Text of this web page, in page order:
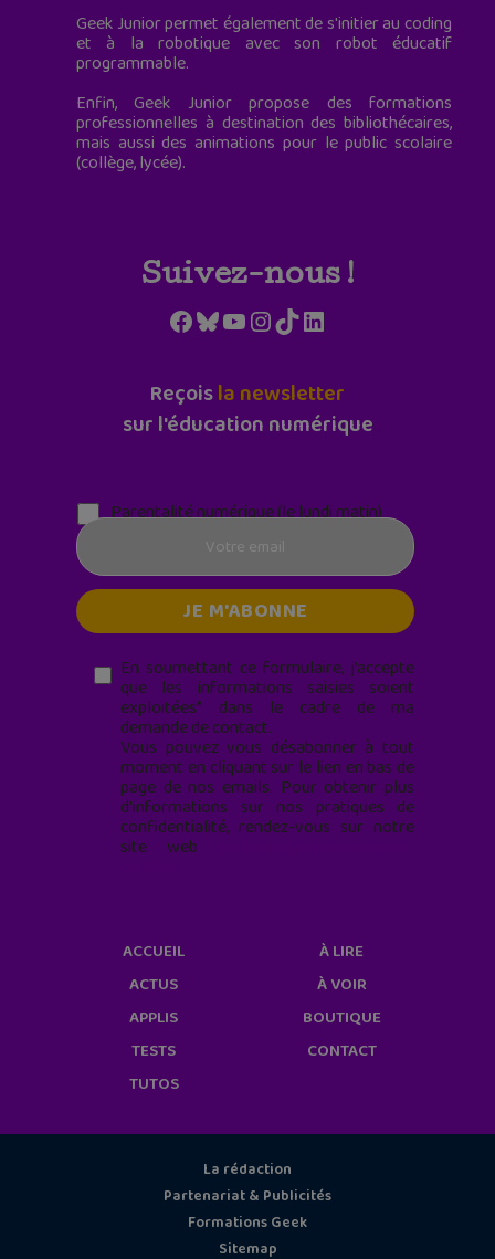
Geek Junior permet également de s'initier au coding
et à la robotique avec son robot éducatif
programmable.
Enfin, Geek Junior propose des formations
professionnelles à destination des bibliothécaires,
mais aussi des animations pour le public scolaire
(collège, lycée).
Suivez-nous !
Facebook
Bluesky
YouTube
Instagram
TikTokLinkedIn
Reçoisla newsletter
sur l'éducation numérique
Parentalité numérique (le lundi matin)
En soumettant ce formulaire, j’accepte
que les informations saisies soient
exploitées* dans le cadre de ma
demande de contact.
Vous pouvez vous désabonner à tout
moment en cliquant sur le lien en bas de
page de nos emails. Pour obtenir plus
d'informations sur nos pratiques de
confidentialité, rendez-vous sur notre
site web
ACCUEIL
ACTUS
APPLIS
TESTS
TUTOS
À LIRE
À VOIR
BOUTIQUE
CONTACT
La rédaction
Partenariat & Publicités
Formations Geek
Sitemap